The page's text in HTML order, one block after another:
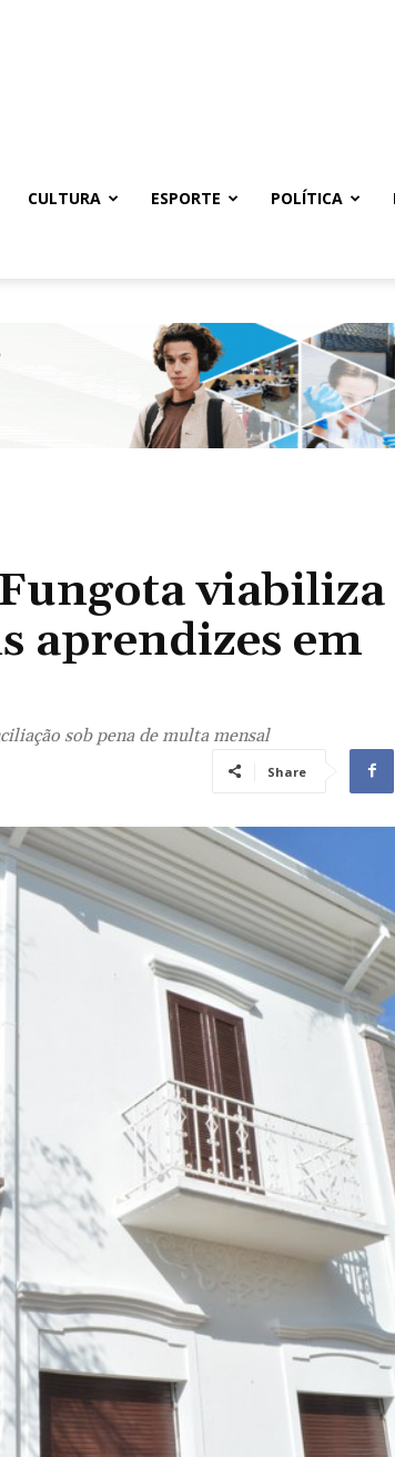
CULTURA ESPORTE POLÍTICA
viabiliza
aprendizes em
sob pena de multa mensal
Share